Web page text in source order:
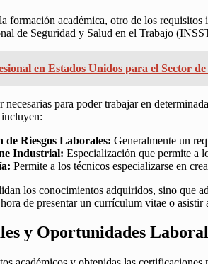
formación académica, otro de los
de Seguridad y Salud en el Trabajo
en Estados Unidos para el Sector
necesarias para poder trabajar en
de Riesgos Laborales: Generalmente un
Industrial: Especialización que permite a
Permite a los técnicos especializarse en
los conocimientos adquiridos, sino que
de presentar un currículum vitae o asistir
y Oportunidades